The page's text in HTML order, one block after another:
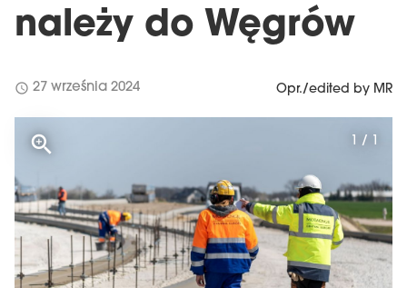
należy do Węgrów
schedule 27 września 2024 Opr./edited by MR
1 / 1